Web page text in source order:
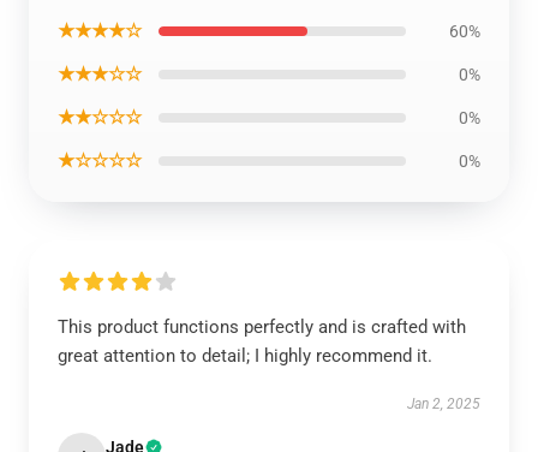
★★★★☆ 60%
★★★☆☆ 0%
★★☆☆☆ 0%
★☆☆☆☆ 0%
This product functions perfectly and is crafted with
great attention to detail; I highly recommend it.
Jan 2, 2025
Jade